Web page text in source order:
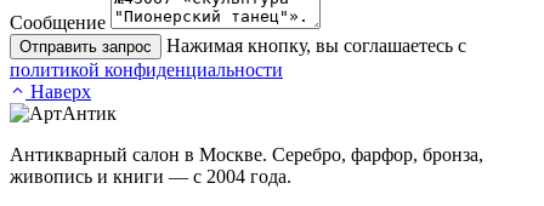
Сообщение
Отправить запрос
Нажимая кнопку, вы соглашаетесь с
политикой конфиденциальности
Наверх
Антикварный салон в Москве. Серебро, фарфор, бронза,
живопись и книги — с 2004 года.